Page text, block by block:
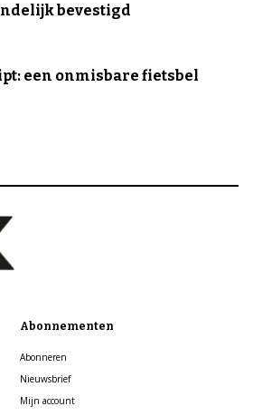
bevestigd
een onmisbare fietsbel
Abonnementen
Abonneren
Nieuwsbrief
Mijn account